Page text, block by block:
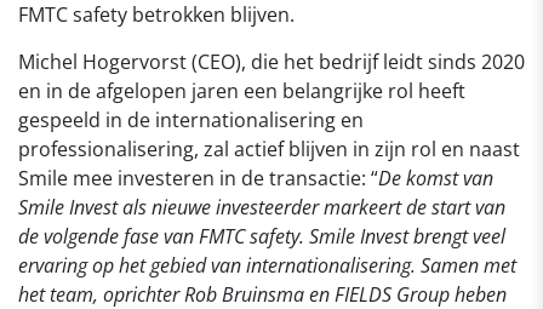
FMTC safety betrokken blijven.
Michel Hogervorst (CEO), die het bedrijf leidt sinds 2020
en in de afgelopen jaren een belangrijke rol heeft
gespeeld in de internationalisering en
professionalisering, zal actief blijven in zijn rol en naast
Smile mee investeren in de transactie: “De komst van
Smile Invest als nieuwe investeerder markeert de start van
de volgende fase van FMTC safety. Smile Invest brengt veel
ervaring op het gebied van internationalisering. Samen met
het team, oprichter Rob Bruinsma en FIELDS Group heben